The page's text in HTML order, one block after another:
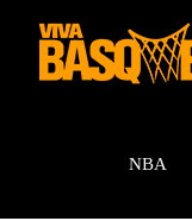
contenido
NBA